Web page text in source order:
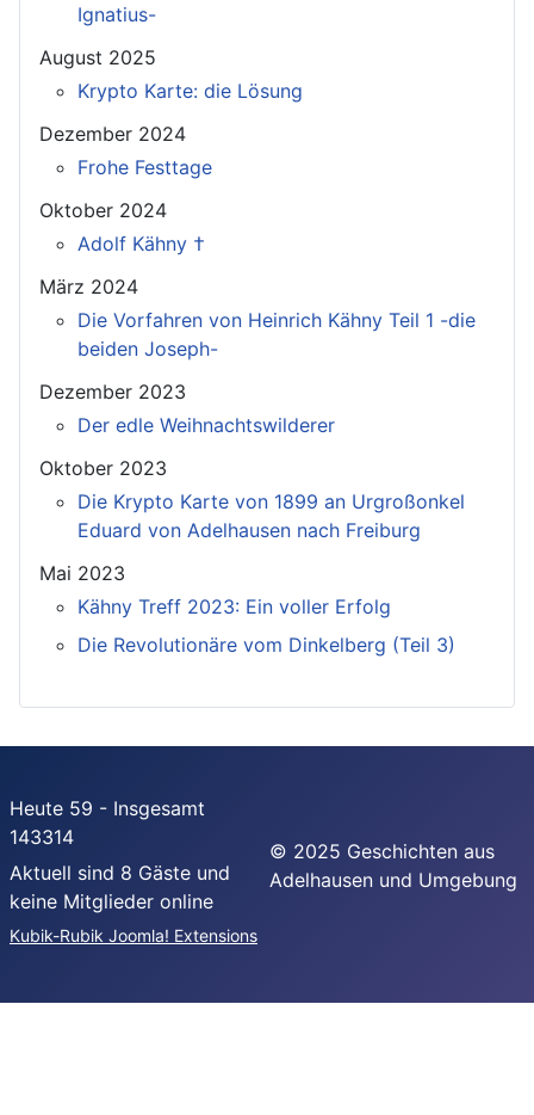
Ignatius-
August 2025
Krypto Karte: die Lösung
Dezember 2024
Frohe Festtage
Oktober 2024
Adolf Kähny †
März 2024
Die Vorfahren von Heinrich Kähny Teil 1 -die
beiden Joseph-
Dezember 2023
Der edle Weihnachtswilderer
Oktober 2023
Die Krypto Karte von 1899 an Urgroßonkel
Eduard von Adelhausen nach Freiburg
Mai 2023
Kähny Treff 2023: Ein voller Erfolg
Die Revolutionäre vom Dinkelberg (Teil 3)
Heute 59 - Insgesamt
143314
Aktuell sind 8 Gäste und
keine Mitglieder online
Kubik-Rubik Joomla! Extensions
© 2025 Geschichten aus
Adelhausen und Umgebung